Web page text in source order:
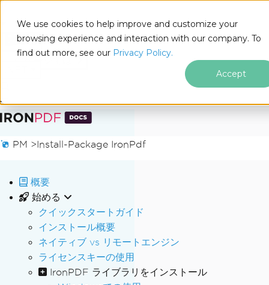
We use cookies to help improve and customize your
browsing experience and interaction with our company. To
find out more, see our Privacy Policy.
Accept
フッターコンテンツにスキップ
Docs
PM >Install-Package IronPdf
概要
始める
クイックスタートガイド
インストール概要
ネイティブ vs リモートエンジン
ライセンスキーの使用
IronPDF ライブラリをインストール